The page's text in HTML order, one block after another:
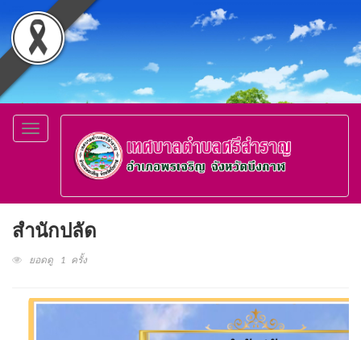
Toggle
navigation
สำนักปลัด
ยอดดู 1 ครั้ง